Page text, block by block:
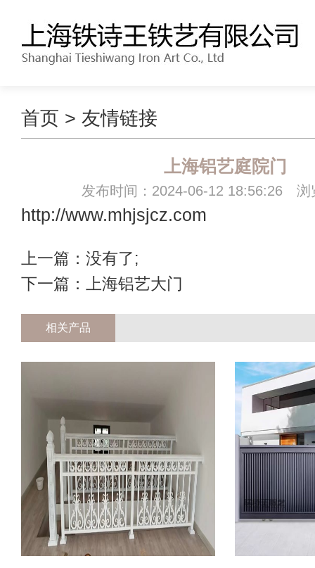
首页 > 友情链接
上海铝艺庭院门
发布时间：2024-06-12 18:56:26 浏
http://www.mhjsjcz.com
上一篇：没有了;
下一篇：
上海铝艺大门
相关产品